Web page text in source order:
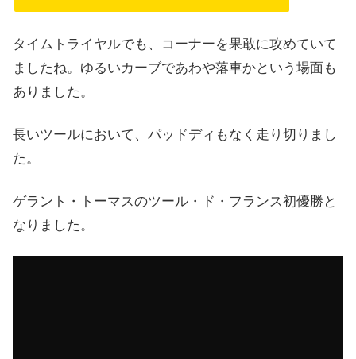
タイムトライヤルでも、コーナーを果敢に攻めていて
ましたね。ゆるいカーブであわや落車かという場面も
ありました。
長いツールにおいて、パッドディもなく走り切りまし
た。
ゲラント・トーマスのツール・ド・フランス初優勝と
なりました。